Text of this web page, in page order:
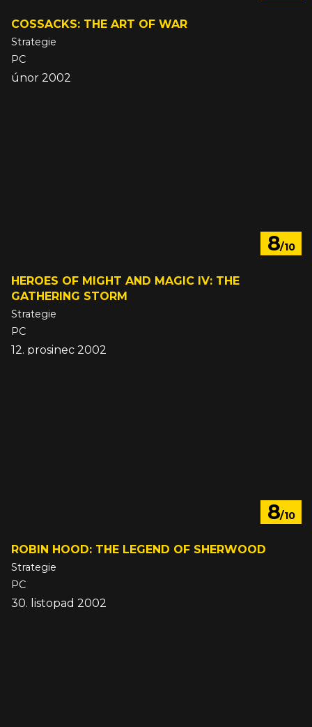
COSSACKS: THE ART OF WAR
Strategie
PC
únor 2002
8/10
HEROES OF MIGHT AND MAGIC IV: THE
GATHERING STORM
Strategie
PC
12. prosinec 2002
8/10
ROBIN HOOD: THE LEGEND OF SHERWOOD
Strategie
PC
30. listopad 2002